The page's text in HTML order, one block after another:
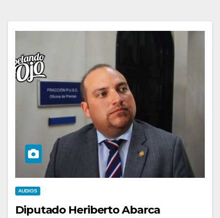
AUDIOS
Diputado Heriberto Abarca